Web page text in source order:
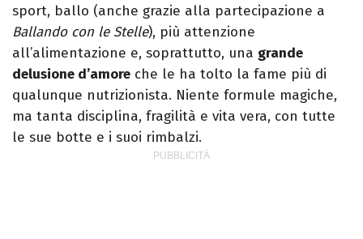
sport, ballo (anche grazie alla partecipazione a
Ballando con le Stelle), più attenzione
all’alimentazione e, soprattutto, una grande
delusione d’amore che le ha tolto la fame più di
qualunque nutrizionista. Niente formule magiche,
ma tanta disciplina, fragilità e vita vera, con tutte
le sue botte e i suoi rimbalzi.